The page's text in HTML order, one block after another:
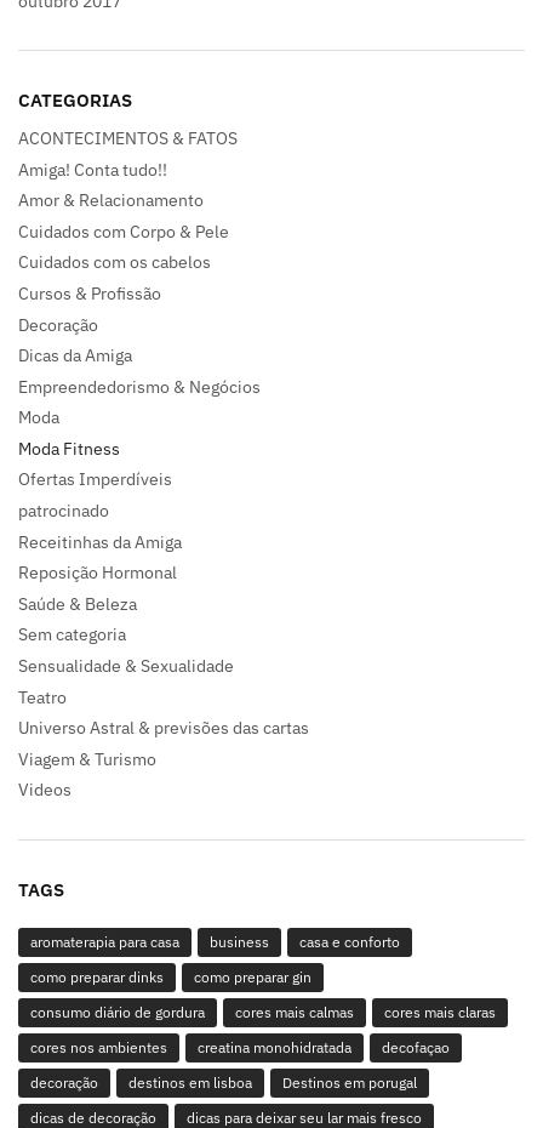
CATEGORIAS
ACONTECIMENTOS & FATOS
Amiga! Conta tudo!!
Amor & Relacionamento
Cuidados com Corpo & Pele
Cuidados com os cabelos
Cursos & Profissão
Decoração
Dicas da Amiga
Empreendedorismo & Negócios
Moda
Moda Fitness
Ofertas Imperdíveis
patrocinado
Receitinhas da Amiga
Reposição Hormonal
Saúde & Beleza
Sem categoria
Sensualidade & Sexualidade
Teatro
Universo Astral & previsões das cartas
Viagem & Turismo
Videos
TAGS
aromaterapia para casa business
casa e conforto
como preparar dinks
como preparar gin
consumo diário de gordura
cores mais calmas
cores mais claras
cores nos ambientes
creatina monohidratada
decofaçao
decoração
destinos em lisboa
Destinos em porugal
dicas de decoração
dicas para deixar seu lar mais fresco